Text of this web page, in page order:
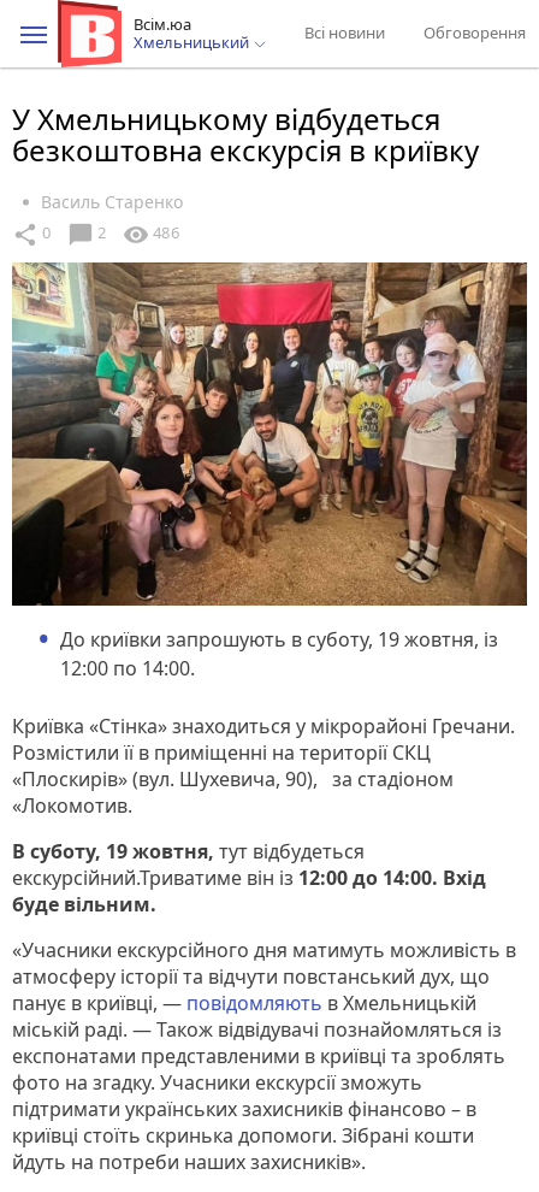
Всім.юа
Хмельницький
Всі новини Обговорення
У Хмельницькому відбудеться
безкоштовна екскурсія в криївку
Василь Старенко
share 0 chat_bubble 2 visibility 486
До криївки запрошують в суботу, 19 жовтня, із
12:00 по 14:00.
Криївка «Стінка» знаходиться у мікрорайоні Гречани.
Розмістили її в приміщенні на території СКЦ
«Плоскирів» (вул. Шухевича, 90), за стадіоном
«Локомотив.
В суботу, 19 жовтня, тут відбудеться
екскурсійний.Триватиме він із 12:00 до 14:00. Вхід
буде вільним.
«Учасники екскурсійного дня матимуть можливість в
атмосферу історії та відчути повстанський дух, що
панує в криївці, — повідомляють в Хмельницькій
міській раді. — Також відвідувачі познайомляться із
експонатами представленими в криївці та зроблять
фото на згадку. Учасники екскурсії зможуть
підтримати українських захисників фінансово – в
криївці стоїть скринька допомоги. Зібрані кошти
йдуть на потреби наших захисників».